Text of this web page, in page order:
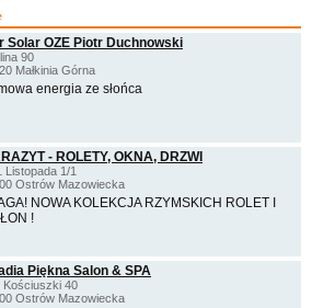
Solar OZE Piotr Duchnowski
90
Małkinia Górna
energia ze słońca
- ROLETY, OKNA, DRZWI
Listopada 1/1
Ostrów Mazowiecka
NOWA KOLEKCJA RZYMSKICH ROLET I
!
Piękna Salon & SPA
Kościuszki 40
Ostrów Mazowiecka